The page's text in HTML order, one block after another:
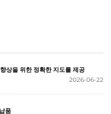
상을 위한 정확한 지도를 제공
2026-06-22
품